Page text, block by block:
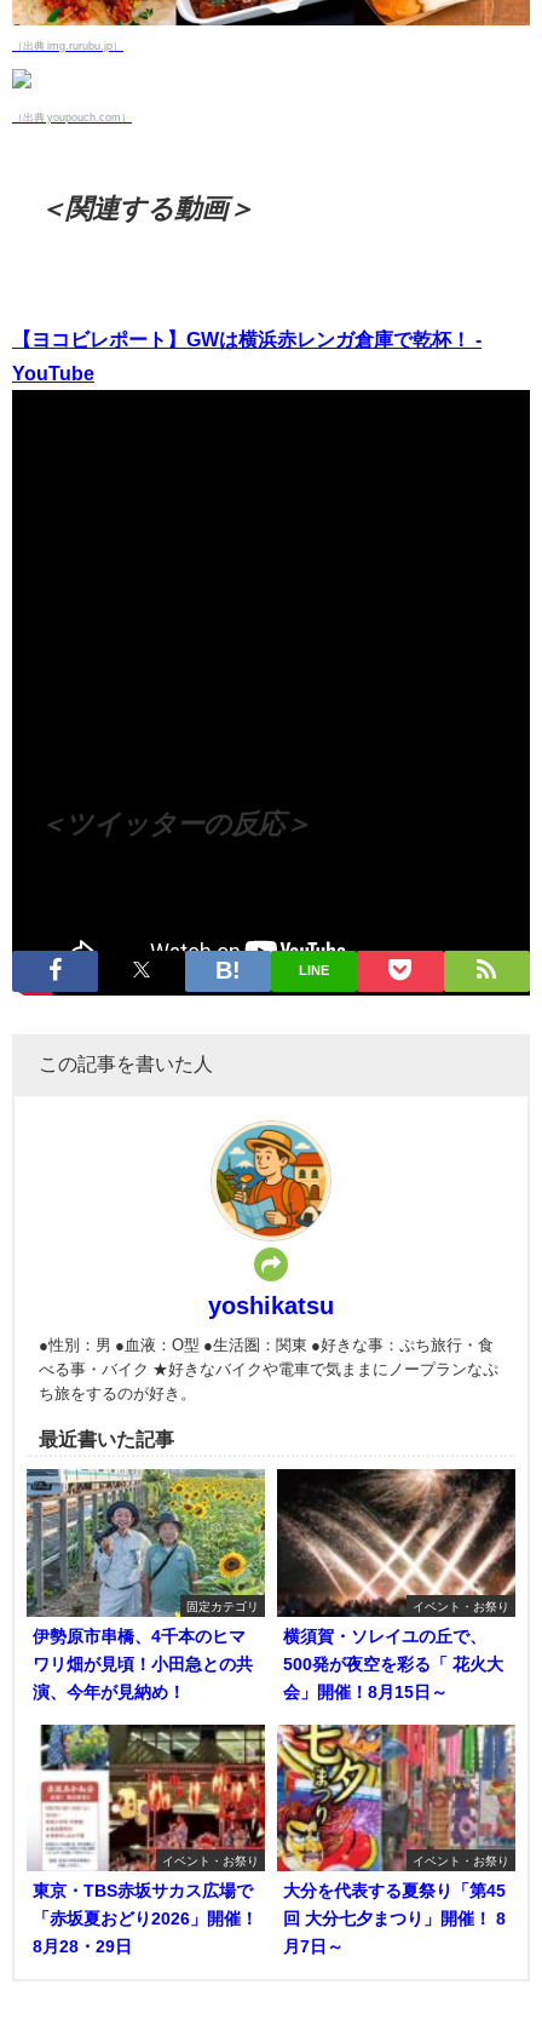
（出典 img.rurubu.jp）
（出典 youpouch.com）
＜関連する動画＞
【ヨコビレポート】GWは横浜赤レンガ倉庫で乾杯！ -
YouTube
＜ツイッターの反応＞
LINE
この記事を書いた人
yoshikatsu
●性別：男 ●血液：O型 ●生活圏：関東 ●好きな事：ぷち旅行・食
べる事・バイク ★好きなバイクや電車で気ままにノープランなぷ
ち旅をするのが好き。
最近書いた記事
固定カテゴリ
伊勢原市串橋、4千本のヒマ
ワリ畑が見頃！小田急との共
演、今年が見納め！
イベント・お祭り
横須賀・ソレイユの丘で、
500発が夜空を彩る「 花火大
会」開催！8月15日～
イベント・お祭り
東京・TBS赤坂サカス広場で
「赤坂夏おどり2026」開催！
8月28・29日
イベント・お祭り
大分を代表する夏祭り「第45
回 大分七夕まつり」開催！ 8
月7日～